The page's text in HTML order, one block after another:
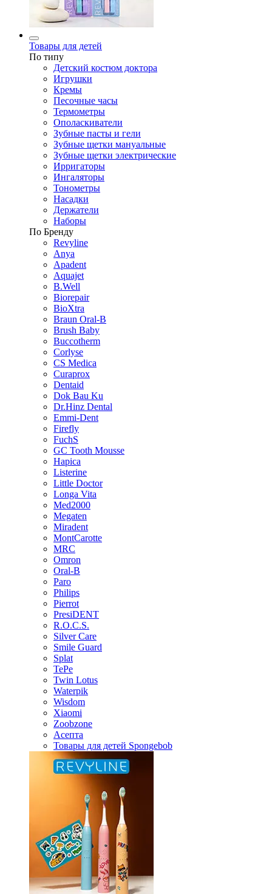
Товары для детей
По типу
Детский костюм доктора
Игрушки
Кремы
Песочные часы
Термометры
Ополаскиватели
Зубные пасты и гели
Зубные щетки мануальные
Зубные щетки электрические
Ирригаторы
Ингаляторы
Тонометры
Насадки
Держатели
Наборы
По Бренду
Revyline
Anya
Apadent
Aquajet
B.Well
Biorepair
BioXtra
Braun Oral-B
Brush Baby
Buccotherm
Corlyse
CS Medica
Curaprox
Dentaid
Dok Bau Ku
Dr.Hinz Dental
Emmi-Dent
Firefly
FuchS
GC Tooth Mousse
Hapica
Listerine
Little Doctor
Longa Vita
Med2000
Megaten
Miradent
MontCarotte
MRC
Omron
Oral-B
Paro
Philips
Pierrot
PresiDENT
R.O.C.S.
Silver Care
Smile Guard
Splat
TePe
Twin Lotus
Waterpik
Wisdom
Xiaomi
Zoobzone
Асепта
Товары для детей Spongebob